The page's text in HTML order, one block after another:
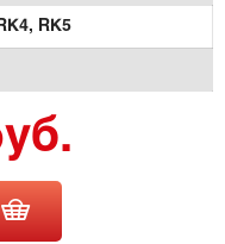
RK4, RK5